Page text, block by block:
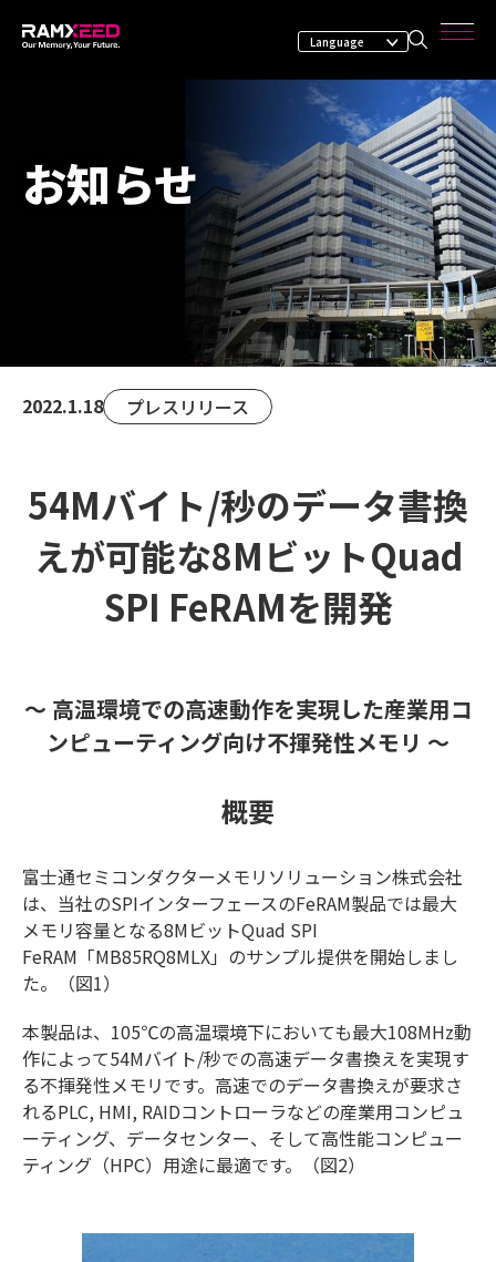
お知らせ
2022.1.18 プレスリリース
54Mバイト/秒のデータ書換
えが可能な8MビットQuad
SPI FeRAMを開発
～ 高温環境での高速動作を実現した産業用コ
ンピューティング向け不揮発性メモリ ～
概要
富士通セミコンダクターメモリソリューション株式会社
は、当社のSPIインターフェースのFeRAM製品では最大
メモリ容量となる8MビットQuad SPI
FeRAM「MB85RQ8MLX」のサンプル提供を開始しまし
た。（図1）
本製品は、105℃の高温環境下においても最大108MHz動
作によって54Mバイト/秒での高速データ書換えを実現す
る不揮発性メモリです。高速でのデータ書換えが要求さ
れるPLC, HMI, RAIDコントローラなどの産業用コンピュ
ーティング、データセンター、そして高性能コンピュー
ティング（HPC）用途に最適です。（図2）